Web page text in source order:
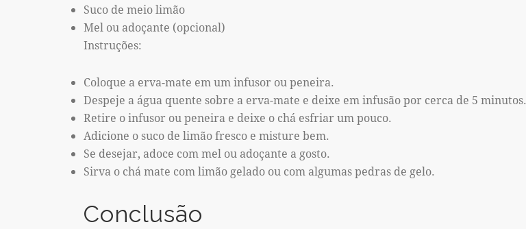
Suco de meio limão
Mel ou adoçante (opcional)
Instruções:
Coloque a erva-mate em um infusor ou peneira.
Despeje a água quente sobre a erva-mate e deixe em infusão por cerca de 5 minutos.
Retire o infusor ou peneira e deixe o chá esfriar um pouco.
Adicione o suco de limão fresco e misture bem.
Se desejar, adoce com mel ou adoçante a gosto.
Sirva o chá mate com limão gelado ou com algumas pedras de gelo.
Conclusão